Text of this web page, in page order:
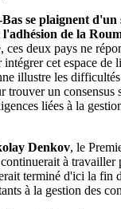
se plaignent d'un
de la
ces deux pays ne
intégrer cet espace de
illustre les
trouver un consensus
liées à la
Denkov, le
à travailler
terminé d'ici la fin
à la gestion des